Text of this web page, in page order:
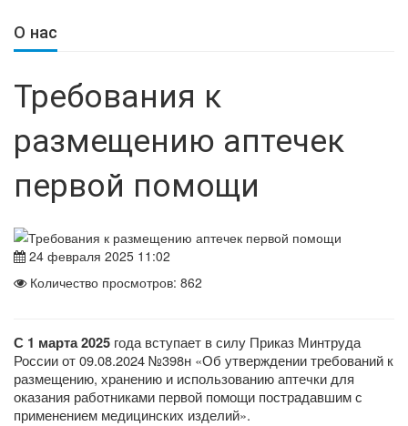
О нас
Требования к
размещению аптечек
первой помощи
24 февраля 2025 11:02
Количество просмотров: 862
С 1 марта 2025 года вступает в силу Приказ Минтруда
России от 09.08.2024 №398н «Об утверждении требований к
размещению, хранению и использованию аптечки для
оказания работниками первой помощи пострадавшим с
применением медицинских изделий».